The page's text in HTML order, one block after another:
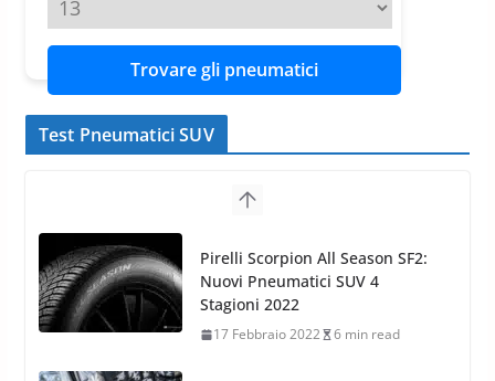
Trovare gli pneumatici
Test Pneumatici SUV
Nokian WR SUV 3: il 1°
pneumatico invernale al mondo
di classe A
13 Maggio 2015 2 min read